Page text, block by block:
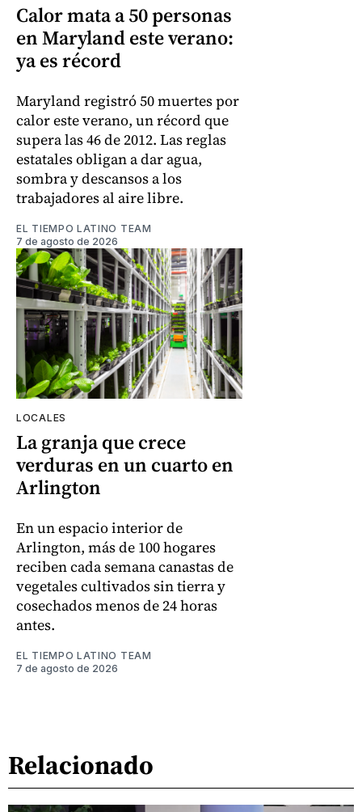
Calor mata a 50 personas
en Maryland este verano:
ya es récord
Maryland registró 50 muertes por
calor este verano, un récord que
supera las 46 de 2012. Las reglas
estatales obligan a dar agua,
sombra y descansos a los
trabajadores al aire libre.
EL TIEMPO LATINO TEAM
7 de agosto de 2026
LOCALES
La granja que crece
verduras en un cuarto en
Arlington
En un espacio interior de
Arlington, más de 100 hogares
reciben cada semana canastas de
vegetales cultivados sin tierra y
cosechados menos de 24 horas
antes.
EL TIEMPO LATINO TEAM
7 de agosto de 2026
Relacionado